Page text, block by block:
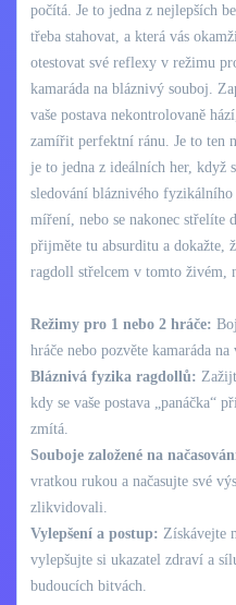
počítá. Je to jedna z nejlepších
třeba stahovat, a která vás
otestovat své reflexy v režimu
kamaráda na bláznivý souboj.
vaše postava nekontrolovaně
zamířit perfektní ránu. Je to ten
je to jedna z ideálních her, když
sledování bláznivého
míření, nebo se nakonec střelíte
přijměte tu absurditu a dokažte,
ragdoll střelcem v tomto živém,
Režimy pro 1 nebo 2 hráče:
hráče nebo pozvěte kamaráda
Bláznivá fyzika ragdollů:
kdy se vaše postava „panáčka“
zmítá.
Souboje založené na
vratkou rukou a načasujte své
zlikvidovali.
Vylepšení a postup: Získávejte
vylepšujte si ukazatel zdraví a
budoucích bitvách.